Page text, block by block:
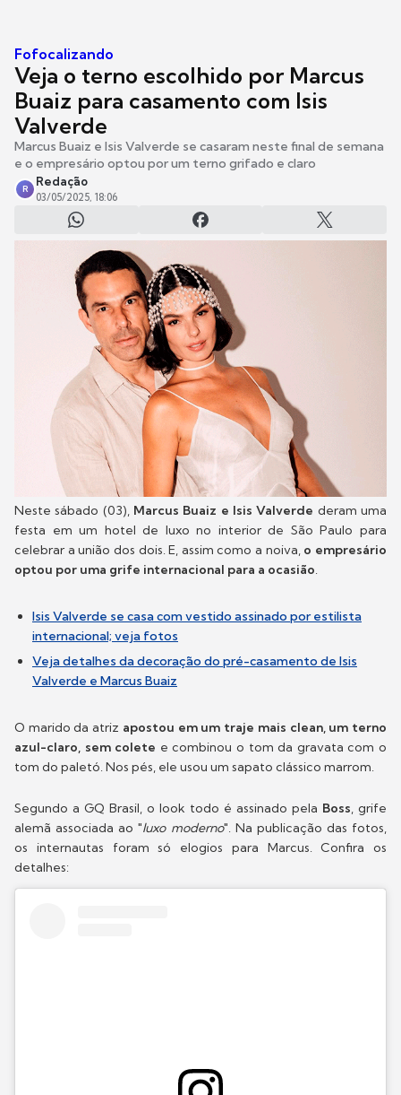
Fofocalizando
Veja o terno escolhido por Marcus
Buaiz para casamento com Isis
Valverde
Marcus Buaiz e Isis Valverde se casaram neste final de semana
e o empresário optou por um terno grifado e claro
R
Redação
03/05/2025, 18:06
Neste sábado (03), Marcus Buaiz e Isis Valverde deram uma
festa em um hotel de luxo no interior de São Paulo para
celebrar a união dos dois. E, assim como a noiva, o empresário
optou por uma grife internacional para a ocasião.
Isis Valverde se casa com vestido assinado por estilista
internacional; veja fotos
Veja detalhes da decoração do pré-casamento de Isis
Valverde e Marcus Buaiz
O marido da atriz apostou em um traje mais clean, um terno
azul-claro, sem colete e combinou o tom da gravata com o
tom do paletó. Nos pés, ele usou um sapato clássico marrom.
Segundo a GQ Brasil, o look todo é assinado pela Boss, grife
alemã associada ao "luxo moderno". Na publicação das fotos,
os internautas foram só elogios para Marcus. Confira os
detalhes: